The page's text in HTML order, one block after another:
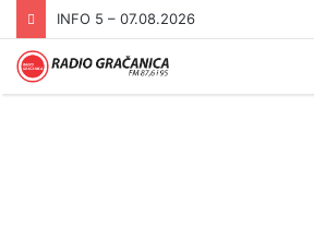
INFO 5 – 07.08.2026